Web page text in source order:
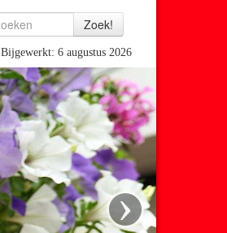
Bijgewerkt: 6 augustus 2026
›